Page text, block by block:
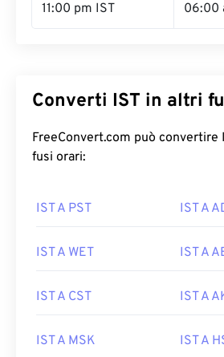
11:00 pm IST 06:00
Converti IST in altri
FreeConvert.com può convertire
fusi orari:
IST A PST IST A
IST A WET IST A
IST A CST IST A
IST A MSK IST A